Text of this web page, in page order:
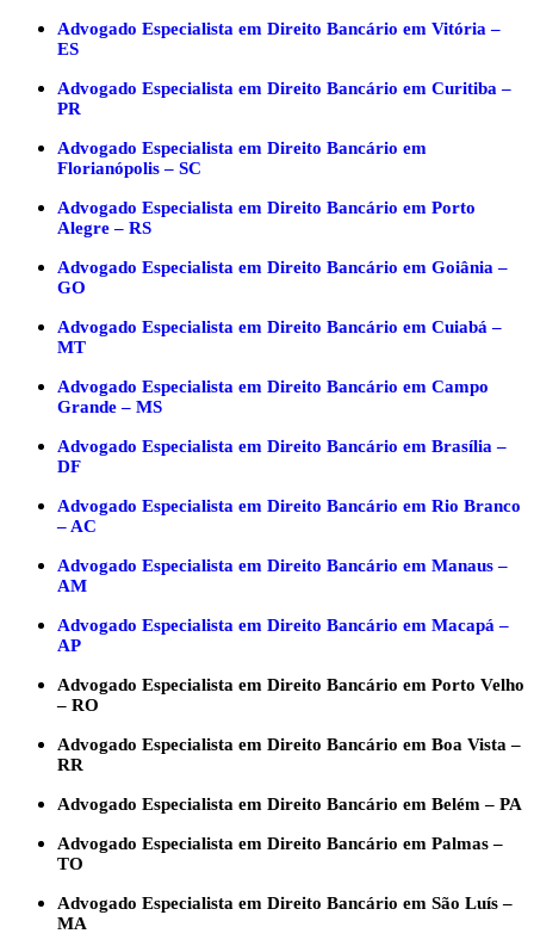
Advogado Especialista em Direito Bancário em Vitória –
ES
Advogado Especialista em Direito Bancário em Curitiba –
PR
Advogado Especialista em Direito Bancário em
Florianópolis – SC
Advogado Especialista em Direito Bancário em Porto
Alegre – RS
Advogado Especialista em Direito Bancário em Goiânia –
GO
Advogado Especialista em Direito Bancário em Cuiabá –
MT
Advogado Especialista em Direito Bancário em Campo
Grande – MS
Advogado Especialista em Direito Bancário em Brasília –
DF
Advogado Especialista em Direito Bancário em Rio Branco
– AC
Advogado Especialista em Direito Bancário em Manaus –
AM
Advogado Especialista em Direito Bancário em Macapá –
AP
Advogado Especialista em Direito Bancário em Porto Velho
– RO
Advogado Especialista em Direito Bancário em Boa Vista –
RR
Advogado Especialista em Direito Bancário em Belém – PA
Advogado Especialista em Direito Bancário em Palmas –
TO
Advogado Especialista em Direito Bancário em São Luís –
MA